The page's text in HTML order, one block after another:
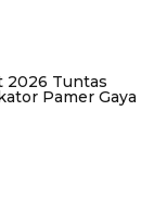
2026 Tuntas
Pamer Gaya